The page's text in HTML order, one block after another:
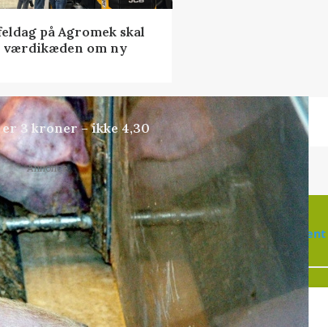
på Agromek skal
værdikæden om ny
3 kroner – ikke 4,30
Annonce
Opret agent
Rørlægger / håndmand søges til